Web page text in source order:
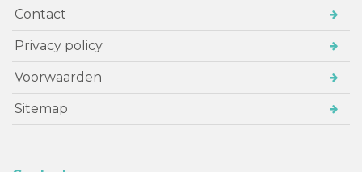
Contact
Privacy policy
Voorwaarden
Sitemap